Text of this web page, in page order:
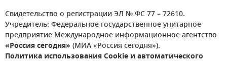
Свидетельство о регистрации ЭЛ № ФС 77 – 72610.
Учредитель: Федеральное государственное унитарное
предприятие Международное информационное агентство
«Россия сегодня» (МИА «Россия сегодня»).
Политика использования Cookie и автоматического